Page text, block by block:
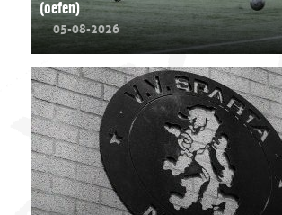
(oefen)
05-08-2026